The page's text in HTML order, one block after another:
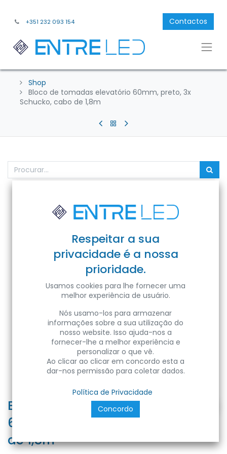
+351 232 093 154 Contactos
Shop
Bloco de tomadas elevatório 60mm, preto, 3x
Schucko, cabo de 1,8m
Bloco de tomadas elevatório
60mm, preto, 3x Schucko, cabo
de 1,8m
Respeitar a sua
privacidade é a nossa
prioridade.
Usamos cookies para lhe fornecer uma
melhor experiência de usuário.
Nós usamo-los para armazenar
informações sobre a sua utilização do
nosso website. Isso ajuda-nos a
fornecer-lhe a melhor experiência e
personalizar o que vê.
Ao clicar ao clicar em concordo esta a
dar-nos permissão para coletar dados.
Política de Privacidade
Concordo